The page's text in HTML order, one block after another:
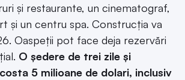
și restaurante, un cinematograf,
și un centru spa. Construcția va
Oaspeții pot face deja rezervări
O ședere de trei zile și
5 milioane de dolari, inclusiv